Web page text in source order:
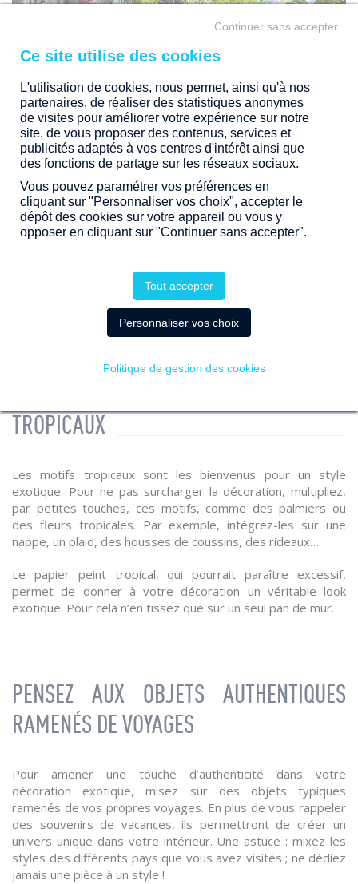
ADOPTEZ LE BOIS !
Parmi toutes les matières, le bois naturel est l’allié idéal de
la décoration exotique. Pour un esprit encore plus brut,
mobilier en bois, et n’oubliez pas les chaises assises
cordées qui iront parfaitement dans le style. Pour les objets
de décoration, pensez aux coffres ou aux miroirs en osier…
TROPICAUX
Les motifs tropicaux sont les bienvenus pour un style
exotique. Pour ne pas surcharger la décoration, multipliez,
par petites touches, ces motifs, comme des palmiers ou
des fleurs tropicales. Par exemple, intégrez-les sur une
nappe, un plaid, des housses de coussins, des rideaux….
Le papier peint tropical, qui pourrait paraître excessif,
permet de donner à votre décoration un véritable look
exotique. Pour cela n’en tissez que sur un seul pan de mur.
PENSEZ AUX OBJETS AUTHENTIQUES
RAMENÉS DE VOYAGES
Pour amener une touche d’authenticité dans votre
décoration exotique, misez sur des objets typiques
ramenés de vos propres voyages. En plus de vous rappeler
des souvenirs de vacances, ils permettront de créer un
univers unique dans votre intérieur. Une astuce : mixez les
styles des différents pays que vous avez visités ; ne dédiez
jamais une pièce à un style !
L'utilisation de cookies, nous permet, ainsi qu'à nos
partenaires, de réaliser des statistiques anonymes
de visites pour améliorer votre expérience sur notre
site, de vous proposer des contenus, services et
publicités adaptés à vos centres d'intérêt ainsi que
des fonctions de partage sur les réseaux sociaux.
Vous pouvez paramétrer vos préférences en
cliquant sur "Personnaliser vos choix", accepter le
dépôt des cookies sur votre appareil ou vous y
opposer en cliquant sur "Continuer sans accepter".
Tout accepter
Continuer sans accepter
Personnaliser vos choix
Politique de gestion des cookies